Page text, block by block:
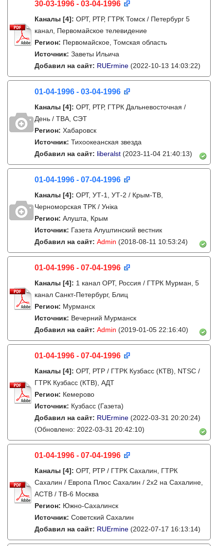
30-03-1996 - 03-04-1996
Каналы [4]: ОРТ, РТР, ГТРК Томск / Петербург 5
канал, Первомайское телевидение
Регион: Первомайское, Томская область
Источник: Заветы Ильича
Добавил на сайт: RUErmine (2022-10-13 14:03:22)
01-04-1996 - 03-04-1996
Каналы [4]: ОРТ, РТР, ГТРК Дальневосточная /
День / ТВА, СЭТ
Регион: Хабаровск
Источник: Тихоокеанская звезда
Добавил на сайт: liberalst (2023-11-04 21:40:13)
01-04-1996 - 07-04-1996
Каналы [4]: ОРТ, УТ-1, УТ-2 / Крым-ТВ,
Черноморская ТРК / Унiка
Регион: Алушта, Крым
Источник: Газета Алуштинский вестник
Добавил на сайт: Admin (2018-08-11 10:53:24)
01-04-1996 - 07-04-1996
Каналы [4]: 1 канал ОРТ, Россия / ГТРК Мурман, 5
канал Санкт-Петербург, Блиц
Регион: Мурманск
Источник: Вечерний Мурманск
Добавил на сайт: Admin (2019-01-05 22:16:40)
01-04-1996 - 07-04-1996
Каналы [4]: ОРТ, РТР / ГТРК Кузбасс (КТВ), NTSC /
ГТРК Кузбасс (КТВ), АДТ
Регион: Кемерово
Источник: Кузбасс (Газета)
Добавил на сайт: RUErmine (2022-03-31 20:20:24)
(Обновлено: 2022-03-31 20:42:10)
01-04-1996 - 07-04-1996
Каналы [4]: ОРТ, РТР / ГТРК Сахалин, ГТРК
Сахалин / Европа Плюс Сахалин / 2х2 на Сахалине,
АСТВ / ТВ-6 Москва
Регион: Южно-Сахалинск
Источник: Советский Сахалин
Добавил на сайт: RUErmine (2022-07-17 16:13:14)